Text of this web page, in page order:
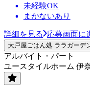
未経験OK
まかないあり
詳細を見る 応募画面に
大戸屋ごはん処 ララガーデ
アルバイト・パート
ユースタイルホーム 伊